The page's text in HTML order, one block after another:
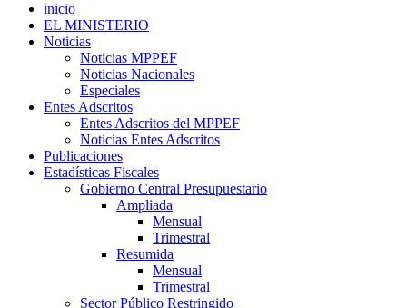
inicio
EL MINISTERIO
Noticias
Noticias MPPEF
Noticias Nacionales
Especiales
Entes Adscritos
Entes Adscritos del MPPEF
Noticias Entes Adscritos
Publicaciones
Estadísticas Fiscales
Gobierno Central Presupuestario
Ampliada
Mensual
Trimestral
Resumida
Mensual
Trimestral
Sector Público Restringido